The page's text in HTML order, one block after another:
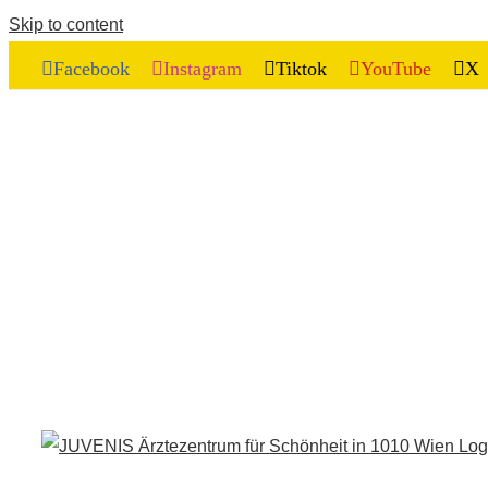
Skip to content
Facebook Instagram Tiktok YouTube X